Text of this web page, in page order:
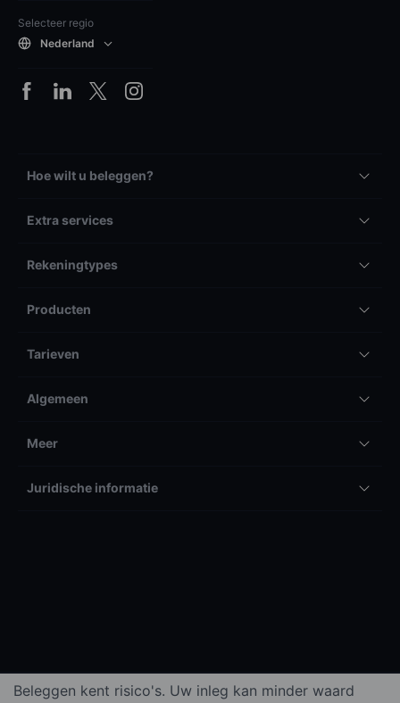
Selecteer regio
Nederland
Hoe wilt u beleggen?
Extra services
Rekeningtypes
Producten
Tarieven
Algemeen
Meer
Juridische informatie
Beleggen kent risico's. Uw inleg kan minder waard